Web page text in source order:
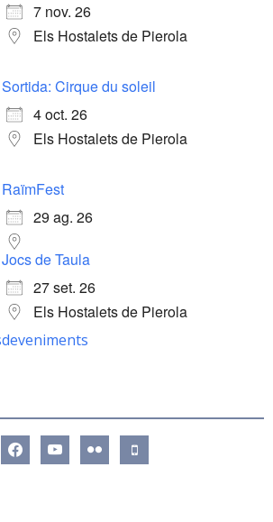
7 nov. 26
Els Hostalets de Pierola
Sortida: Cirque du soleil
4 oct. 26
Els Hostalets de Pierola
RaïmFest
29 ag. 26
Jocs de Taula
27 set. 26
Els Hostalets de Pierola
facebookyoutube flickr mobile